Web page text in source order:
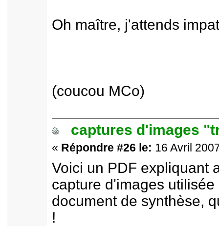
Oh maître, j'attends
(coucou MCo)
captures d'images
« Répondre #26 le: 16 Avril
Voici un PDF expliquant
capture d'images
document de synthèse,
!